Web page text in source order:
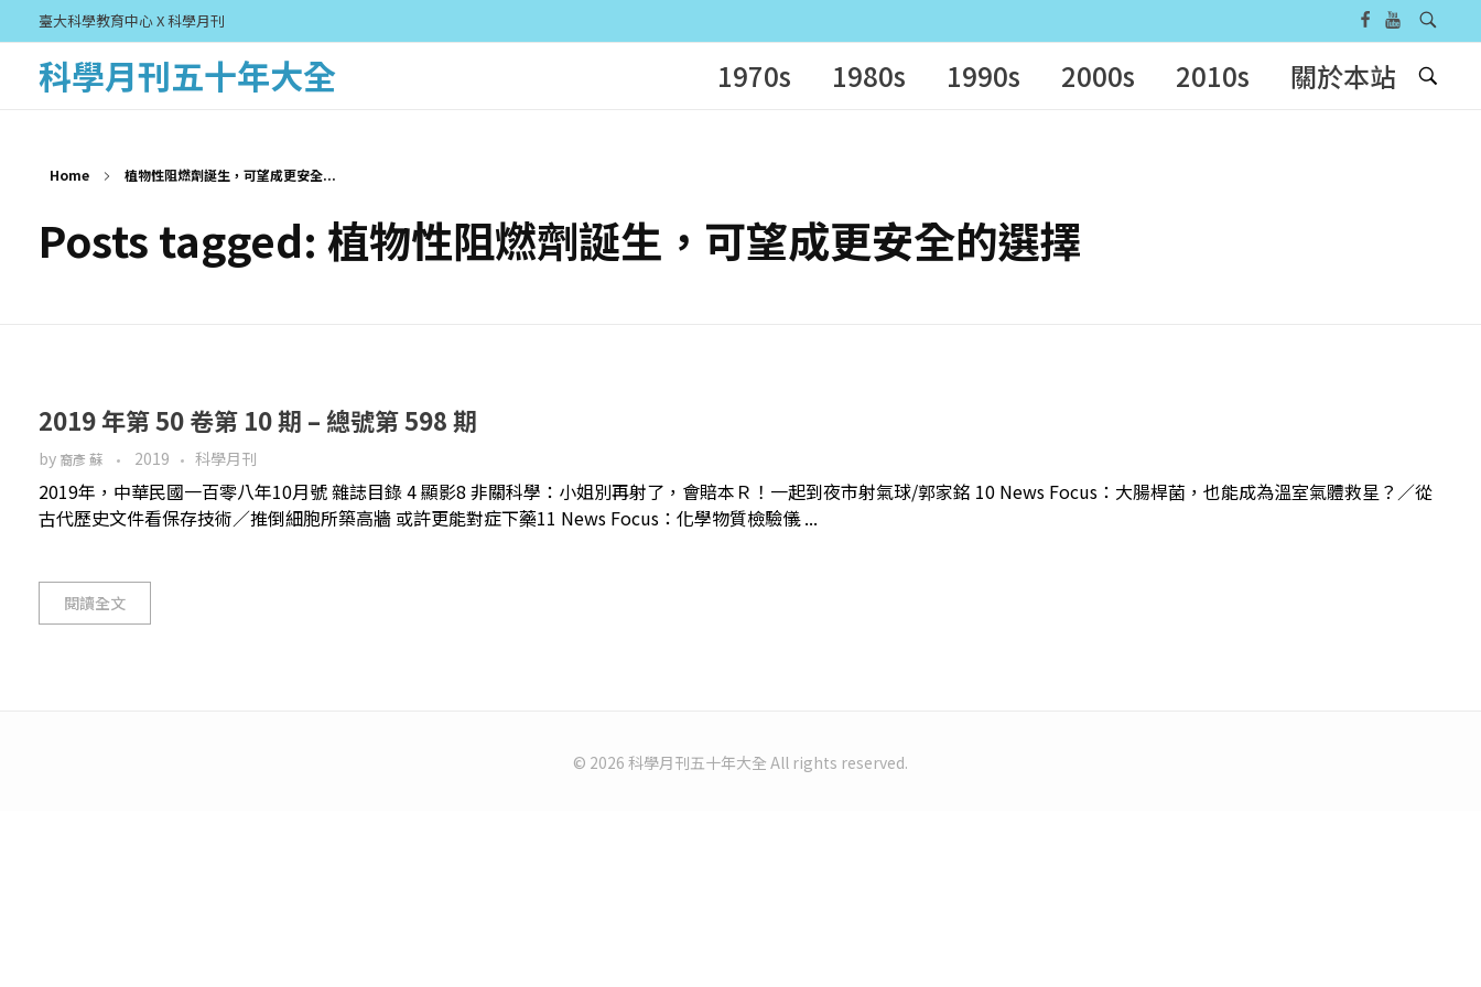
臺大科學教育中心 X 科學月刊
科學月刊五十年大全 1970s 1980s 1990s 2000s 2010s 關於本站
Home 植物性阻燃劑誕生，可望成更安全...
Posts tagged: 植物性阻燃劑誕生，可望成更安全的選擇
2019 年第 50 卷第 10 期 – 總號第 598 期
by 裔彥 蘇 2019 科學月刊
2019年，中華民國一百零八年10月號 雜誌目錄 4 顯影8 非關科學：小姐別再射了，會賠本Ｒ！一起到夜市射氣球/郭家銘 10 News Focus：大腸桿菌，也能成為溫室氣體救星？／從
古代歷史文件看保存技術／推倒細胞所築高牆 或許更能對症下藥11 News Focus：化學物質檢驗儀 ...
閱讀全文
© 2026 科學月刊五十年大全 All rights reserved.